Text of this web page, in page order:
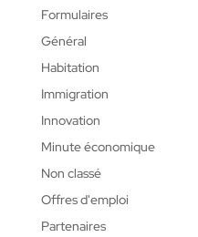
Formulaires
Général
Habitation
Immigration
Innovation
Minute économique
Non classé
Offres d'emploi
Partenaires